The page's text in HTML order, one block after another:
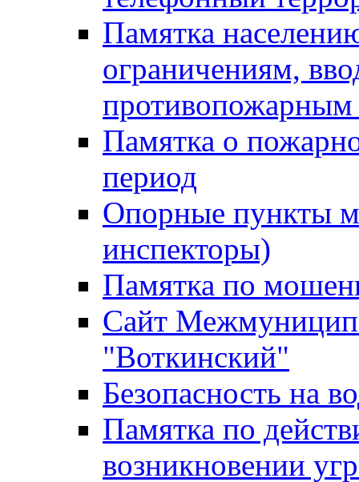
Памятка
ограничениям,
Памятка о
период
Опорные пункты
инспекторы)
Памятка по
Сайт
"Воткинский"
Безопасность на
Памятка по
возникновении